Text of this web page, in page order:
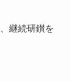
継続研鑚を